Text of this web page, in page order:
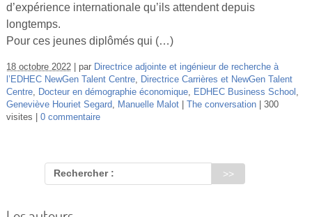
d’expérience internationale qu’ils attendent depuis
longtemps.
Pour ces jeunes diplômés qui (…)
18 octobre 2022 par Directrice adjointe et ingénieur de recherche à
l’EDHEC NewGen Talent Centre,
Directrice Carrières et NewGen Talent
Centre, Docteur en démographie économique, EDHEC Business School
Geneviève Houriet Segard
Manuelle Malot The conversation
300
visites
0 commentaire
Rechercher :